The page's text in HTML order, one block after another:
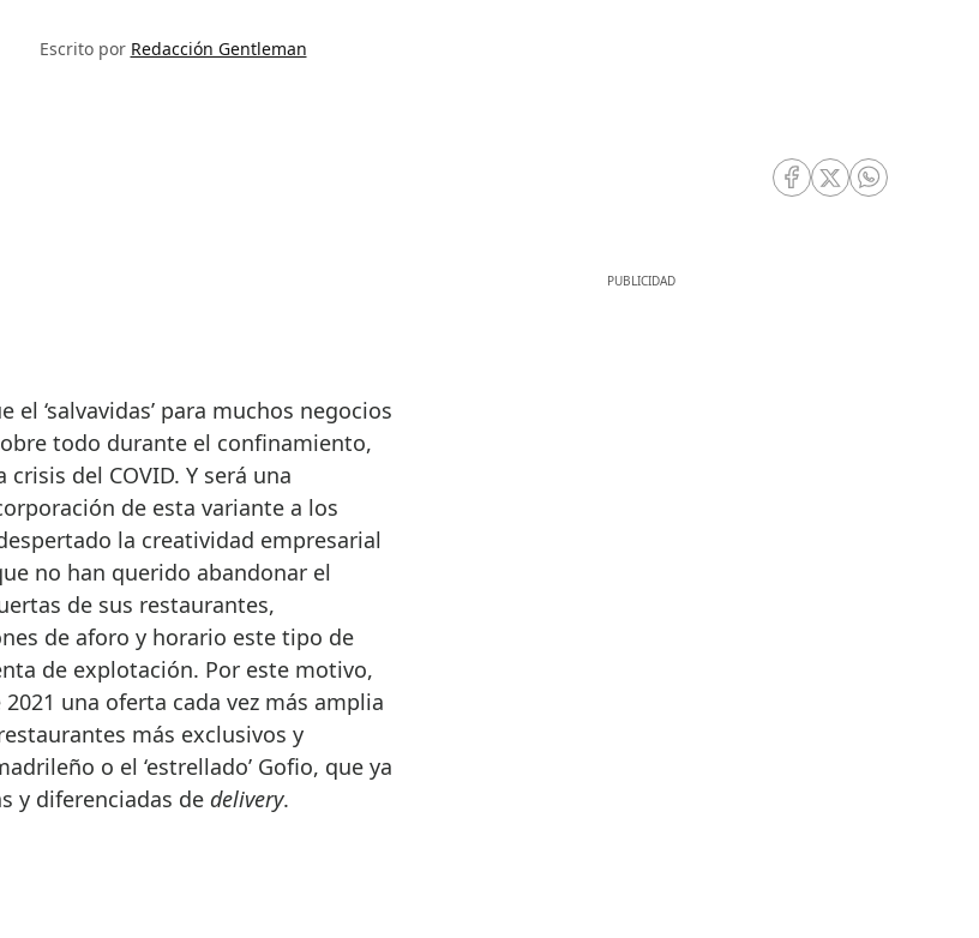
Escrito por Redacción Gentleman
RRSS Facebook
RRSS Twitter
RRSS
todo durante el confinamiento,
del COVID. Y será una
de esta variante a los
la creatividad empresarial
no han querido abandonar el
de sus restaurantes,
de aforo y horario este tipo de
de explotación. Por este motivo,
una oferta cada vez más amplia
más exclusivos y
o el ‘estrellado’ Gofio, que ya
y diferenciadas de delivery.